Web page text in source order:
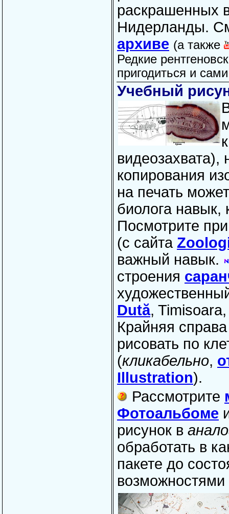
раскрашенных
Нидерланды.
архиве (а также
Редкие
пригодиться и
Учебный
видеозахвата),
копирования
на печать
биолога навык,
Посмотрите
(с сайта
важный навык.
строения
Dută,
Крайняя
рисовать по
(кликабельно,
Illustration).
Рассмотрите
Фотоальбоме
рисунок в
обработать в
пакете до